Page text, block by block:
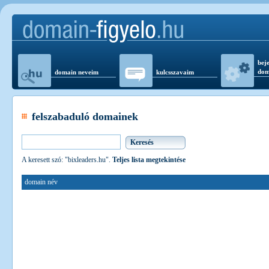
domain neveim kulcsszavaim
felszabaduló domainek
A keresett szó: "bixleaders.hu". Teljes lista megtekintése
domain név